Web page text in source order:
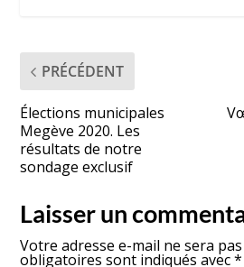
PRÉCÉDENT
Élections municipales
Megève 2020. Les
résultats de notre
sondage exclusif
Laisser un
Votre adresse e-mail ne sera
obligatoires sont indiqués avec*